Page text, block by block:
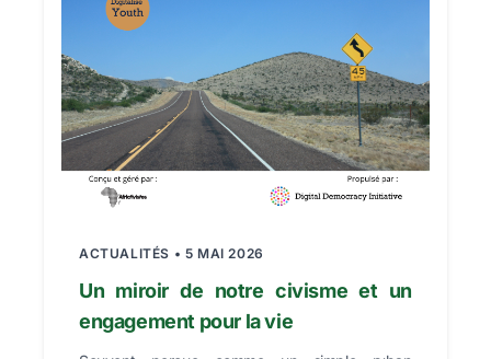
ACTUALITÉS • 5 MAI 2026
Un miroir de notre civisme et un
engagement pour la vie